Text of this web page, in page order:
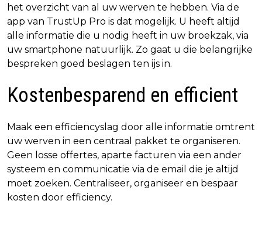
het overzicht van al uw werven te hebben. Via de
app van TrustUp Pro is dat mogelijk. U heeft altijd
alle informatie die u nodig heeft in uw broekzak, via
uw smartphone natuurlijk. Zo gaat u die belangrijke
bespreken goed beslagen ten ijs in.
Kostenbesparend en efficient
Maak een efficiencyslag door alle informatie omtrent
uw werven in een centraal pakket te organiseren.
Geen losse offertes, aparte facturen via een ander
systeem en communicatie via de email die je altijd
moet zoeken. Centraliseer, organiseer en bespaar
kosten door efficiency.